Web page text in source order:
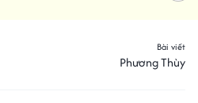
Bài viết
Phương Thùy